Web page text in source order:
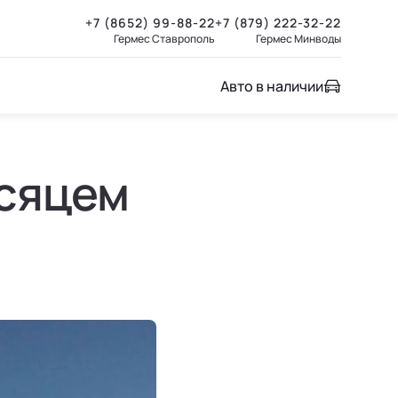
+7 (8652) 99-88-22
Гермес Ставрополь
+7 (879) 222-32-22
Гермес Минводы
Авто в наличии